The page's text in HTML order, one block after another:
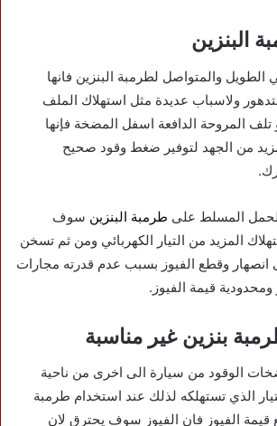
الطويل والمتواصل لطرمبة البنزين فانها
ولاسباب عديدة مثل استهلاك الملف
تلف المروحة الدافعة اسفل المضخة فإنها
من الجهد لتوفير ضغط وقود صحيح
المسلط على طرمبة البنزين سوف
المزيد من التيار الكهربائي ومن ثم تسخن
وقطع الفيوز بسبب عدم قدرته مجارات
قيمة الفيوز.
الوقود من سيارة الى اخرى من ناحية
الذي تستهلكه لذلك عند استخدام طرمبة
قيمة الفيوز فان الفيوز سوف يحترق لان